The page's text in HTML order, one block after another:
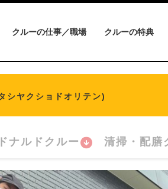
クルーの仕事／職場 クルーの特典
シヤクショドオリテン)
ナルドクルー 清掃・配膳